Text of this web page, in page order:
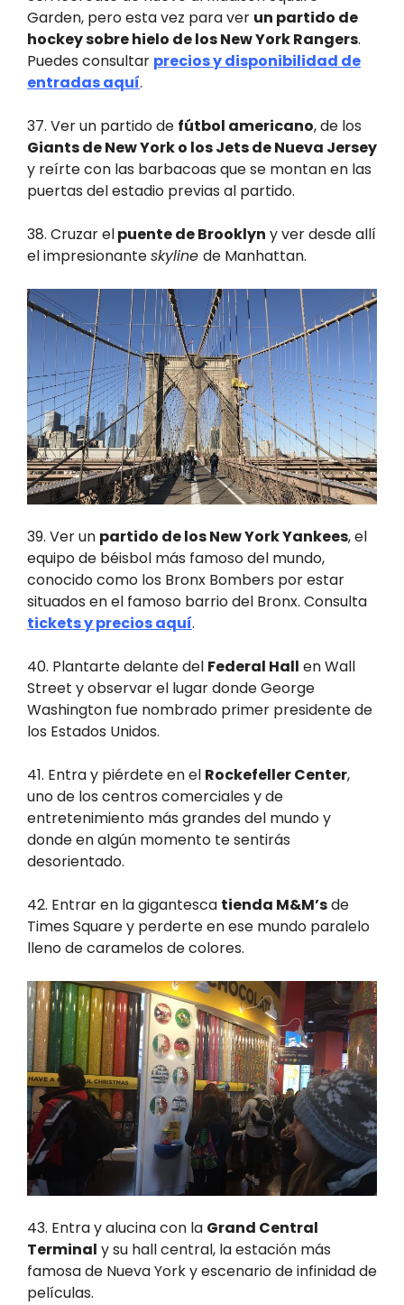
Garden, pero esta vez para ver un partido de
hockey sobre hielo de los New York Rangers.
Puedes consultar precios y disponibilidad de
entradas aquí.
37. Ver un partido de fútbol americano, de los
Giants de New York o los Jets de Nueva Jersey
y reírte con las barbacoas que se montan en las
puertas del estadio previas al partido.
38. Cruzar elpuente de Brooklyn y ver desde allí
el impresionanteskyline de Manhattan.
39. Ver un partido de los New York Yankees, el
equipo de béisbol más famoso del mundo,
conocido como los Bronx Bombers por estar
situados en el famoso barrio del Bronx. Consulta
tickets y precios aquí.
40. Plantarte delante del Federal Hall en Wall
Street y observar el lugar donde George
Washington fue nombrado primer presidente de
los Estados Unidos.
41. Entra y piérdete en el Rockefeller Center,
uno de los centros comerciales y de
entretenimiento más grandes del mundo y
donde en algún momento te sentirás
desorientado.
42. Entrar en la gigantesca tienda M&M’sde
Times Square y perderte en ese mundo paralelo
lleno de caramelos de colores.
43. Entra y alucina con la Grand Central
Terminal y su hall central, la estación más
famosa de Nueva York y escenario de infinidad de
películas.